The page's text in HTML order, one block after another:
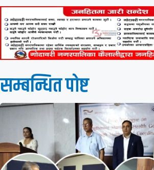
सम्बन्धित पाेष्ट